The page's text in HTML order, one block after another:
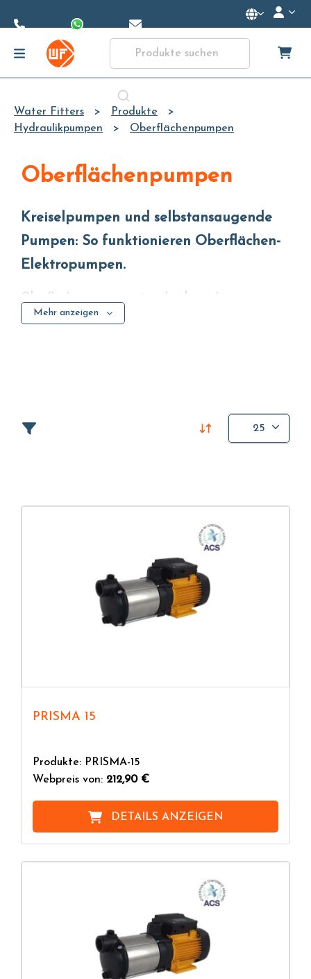
Content
Water Fitters
Produkte
Hydraulikpumpen
Oberflächenpumpen
Oberflächenpumpen
Kreiselpumpen und selbstansaugende
Pumpen: So funktionieren Oberflächen-
Elektropumpen.
Oberflächenpumpen unterscheiden sich von
Tauchpumpen dadurch, dass sie nicht im
Oberflächenpumpen können unter oder über dem
Flüssigkeitsniveau installiert werden: Im ersten Fall
Pumpe zu leiten. Im zweiten Fall, wenn sich die
Pumpe auf einem höheren Niveau als die Flüssigkeit
befindet, muss sie in der Lage sein, sich selbst
Vor dem Start wird das Pumpengehäuse mit Wasser
gefüllt; auf diese Weise erzeugt das Laufrad nach
dem Starten eine starke Turbulenz in der internen
sich aufgrund ihres geringeren Gewichts und wird
Bei selbstansaugenden Oberflächen-Elektropumpen
verhindert das Rückschlagventil das Entleeren der
Pumpe beim Stillstand, sodass es nicht erforderlich
Mehr anzeigen
25
PRISMA 15
Produkte: PRISMA-15
Webpreis von: 212,90 €
DETAILS ANZEIGEN